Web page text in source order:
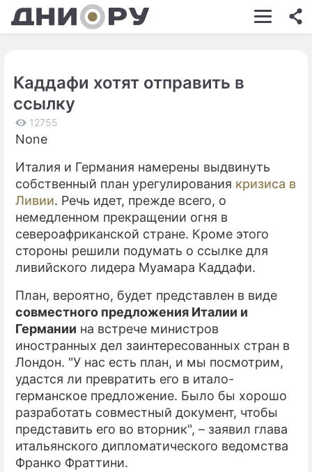
ШОУ-БИЗНЕС
КИНО
ЭКОНОМИКА
ПРОИСШЕСТВИЯ
СОННИК
СТИЛЬ ЖИЗНИ
ИГРЫ
ПРЕСС-РЕЛИЗЫ
О ПРОЕКТЕ
Каддафи хотят отправить в
ссылку
12755
None
Италия и Германия намерены выдвинуть
собственный план урегулирования кризиса в
Ливии. Речь идет, прежде всего, о
немедленном прекращении огня в
североафриканской стране. Кроме этого
стороны решили подумать о ссылке для
ливийского лидера Муамара Каддафи.
План, вероятно, будет представлен в виде
совместного предложения Италии и
Германии на встрече министров
иностранных дел заинтересованных стран в
Лондон. "У нас есть план, и мы посмотрим,
удастся ли превратить его в итало-
германское предложение. Было бы хорошо
разработать совместный документ, чтобы
представить его во вторник", – заявил глава
итальянского дипломатического ведомства
Франко Фраттини.